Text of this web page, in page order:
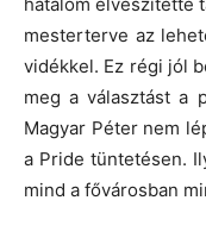
mesterterve az
vidékkel. Ez régi jól
meg a választást a
Magyar Péter nem
a Pride tüntetésen.
mind a fővárosban